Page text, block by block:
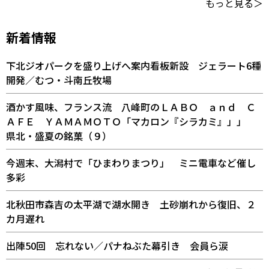
新着情報
下北ジオパークを盛り上げへ案内看板新設 ジェラート6種
開発／むつ・斗南丘牧場
酒かす風味、フランス流 八峰町のＬＡＢＯ ａｎｄ Ｃ
ＡＦＥ ＹＡＭＡＭＯＴＯ「マカロン『シラカミ』」」
県北・盛夏の銘菓（９）
今週末、大潟村で「ひまわりまつり」 ミニ電車など催し
多彩
北秋田市森吉の太平湖で湖水開き 土砂崩れから復旧、２
カ月遅れ
出陣50回 忘れない／パナねぶた幕引き 会員ら涙